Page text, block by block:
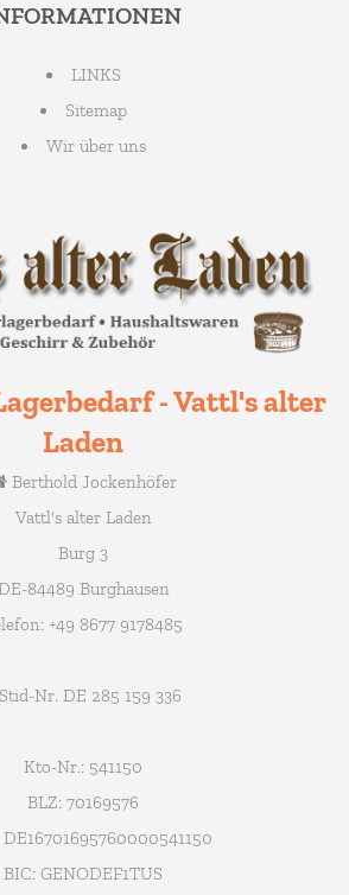
LINKS
Sitemap
Wir über uns
- Vattl's alter
Laden
Berthold Jockenhöfer
Vattl's alter Laden
Burg 3
84489 Burghausen
+49 8677 9178485
Nr. DE 285 159 336
Kto-Nr.: 541150
BLZ: 70169576
BIC: GENODEF1TUS